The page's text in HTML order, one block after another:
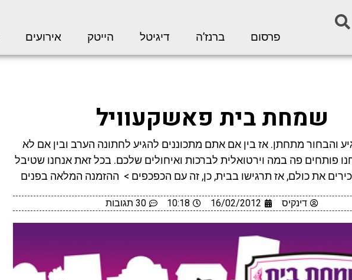
פרסום ברנז’ה דיגיטל הייטק אירועים
שמחת בית פאשקעוויל
והבחור מתחתן. אז בין אם אתם מתכוננים להגיע לחתונה הערב ובין אם לא
פותחים פה במה וירטואלית לברכות ואיחולים שלכם. בכל זאת אנחנו שטיבל
את כולם, אז תרגישו בבית, כן, זה עם הכפכפים > ההזמנה המלאה בפנים
דינקיס 16/02/2012
10:18 30 תגובות